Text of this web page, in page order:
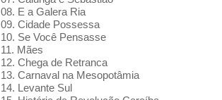
08. E a Galera Ria
09. Cidade Possessa
10. Se Você Pensasse
11. Mães
12. Chega de Retranca
13. Carnaval na Mesopotâmia
14. Levante Sul